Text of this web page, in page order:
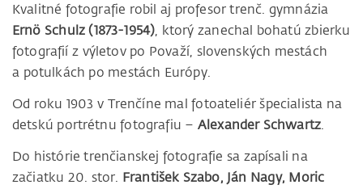
Kvalitné fotografie robil aj profesor trenč. gymnázia
Ernö Schulz (1873-1954), ktorý zanechal bohatú zbierku
fotografií z výletov po Považí, slovenských mestách
a potulkách po mestách Európy.
Od roku 1903 v Trenčíne mal fotoateliér špecialista na
detskú portrétnu fotografiu – Alexander Schwartz.
Do histórie trenčianskej fotografie sa zapísali na
začiatku 20. stor. František Szabo, Ján Nagy, Moric